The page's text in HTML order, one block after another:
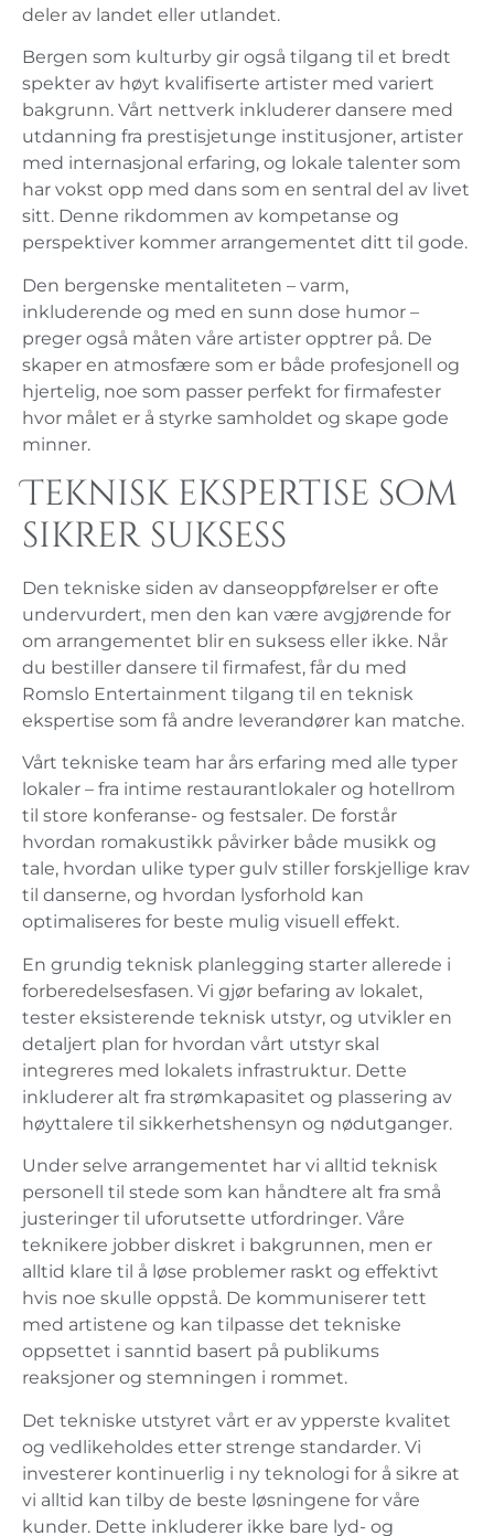
deler av landet eller utlandet.
Bergen som kulturby gir også tilgang til et bredt
spekter av høyt kvalifiserte artister med variert
bakgrunn. Vårt nettverk inkluderer dansere med
utdanning fra prestisjetunge institusjoner, artister
med internasjonal erfaring, og lokale talenter som
har vokst opp med dans som en sentral del av livet
sitt. Denne rikdommen av kompetanse og
perspektiver kommer arrangementet ditt til gode.
Den bergenske mentaliteten – varm,
inkluderende og med en sunn dose humor –
preger også måten våre artister opptrer på. De
skaper en atmosfære som er både profesjonell og
hjertelig, noe som passer perfekt for firmafester
hvor målet er å styrke samholdet og skape gode
minner.
Teknisk ekspertise som
sikrer suksess
Den tekniske siden av danseoppførelser er ofte
undervurdert, men den kan være avgjørende for
om arrangementet blir en suksess eller ikke. Når
du bestiller dansere til firmafest, får du med
Romslo Entertainment tilgang til en teknisk
ekspertise som få andre leverandører kan matche.
Vårt tekniske team har års erfaring med alle typer
lokaler – fra intime restaurantlokaler og hotellrom
til store konferanse- og festsaler. De forstår
hvordan romakustikk påvirker både musikk og
tale, hvordan ulike typer gulv stiller forskjellige krav
til danserne, og hvordan lysforhold kan
optimaliseres for beste mulig visuell effekt.
En grundig teknisk planlegging starter allerede i
forberedelsesfasen. Vi gjør befaring av lokalet,
tester eksisterende teknisk utstyr, og utvikler en
detaljert plan for hvordan vårt utstyr skal
integreres med lokalets infrastruktur. Dette
inkluderer alt fra strømkapasitet og plassering av
høyttalere til sikkerhetshensyn og nødutganger.
Under selve arrangementet har vi alltid teknisk
personell til stede som kan håndtere alt fra små
justeringer til uforutsette utfordringer. Våre
teknikere jobber diskret i bakgrunnen, men er
alltid klare til å løse problemer raskt og effektivt
hvis noe skulle oppstå. De kommuniserer tett
med artistene og kan tilpasse det tekniske
oppsettet i sanntid basert på publikums
reaksjoner og stemningen i rommet.
Det tekniske utstyret vårt er av ypperste kvalitet
og vedlikeholdes etter strenge standarder. Vi
investerer kontinuerlig i ny teknologi for å sikre at
vi alltid kan tilby de beste løsningene for våre
kunder. Dette inkluderer ikke bare lyd- og